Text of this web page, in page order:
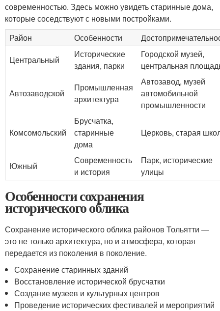
современностью. Здесь можно увидеть старинные дома,
которые соседствуют с новыми постройками.
Район
Особенности
Центральный
Исторические
здания, парки
Городской музей,
центральная
Автозаводской
Промышленная
архитектура
Автозавод, музей
автомобильной
промышленности
Комсомольский
Брусчатка,
старинные
дома
Церковь, старая
Южный
Современность
и история
Парк, исторические
улицы
Особенности сохранения
исторического облика
Сохранение исторического облика районов Тольятти —
это не только архитектура, но и атмосфера, которая
передается из поколения в поколение.
Сохранение старинных зданий
Восстановление исторической брусчатки
Создание музеев и культурных центров
Проведение исторических фестивалей и мероприятий